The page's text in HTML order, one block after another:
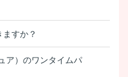
すか？
ア）のワンタイムパ